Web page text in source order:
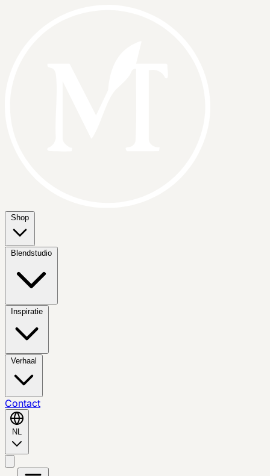
Shop
Blendstudio
Inspiratie
Verhaal
Contact
NL